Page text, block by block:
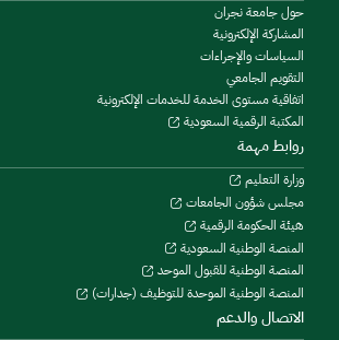
حول جامعة نجران
المشاركة الإلكترونية
السياسات والإجراءات
التقويم الجامعي
اتفاقية مستوى الخدمة للخدمات الإلكترونية
المكتبة الرقمية السعودية
روابط مهمة
وزارة التعليم
مجلس شؤون الجامعات
هيئة الحكومة الرقمية
المنصة الوطنية السعودية
المنصة الوطنية للقبول الموحد
المنصة الوطنية الموحدة للتوظيف (جدارات)
الاتصال والدعم